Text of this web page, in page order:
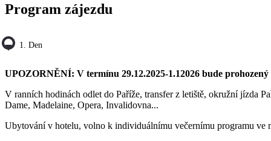
Program zájezdu
1. Den
UPOZORNĚNÍ: V termínu 29.12.2025-1.12026 bude
V ranních hodinách odlet do Paříže, transfer z letiště, okružní jízda
Dame, Madelaine, Opera, Invalidovna...
Ubytování v hotelu, volno k individuálnímu večernímu programu ve